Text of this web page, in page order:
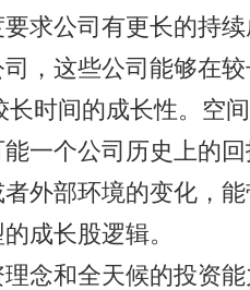
求公司有更长的持
，这些公司能够在
时间的成长性。空
一个公司历史上的
外部环境的变化，
成长股逻辑。
和全天候的投资能